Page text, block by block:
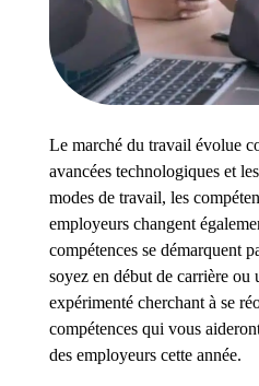
Le marché du travail évolue
avancées technologiques et
modes de travail, les
employeurs changent
compétences se démarquent
soyez en début de carrière ou
expérimenté cherchant à se
compétences qui vous
des employeurs cette année.